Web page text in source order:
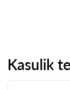
Kasulik